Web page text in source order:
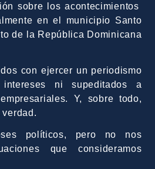
sobre los acontecimientos
en el municipio Santo
de la República Dominicana
con ejercer un periodismo
intereses ni supeditados a
Y, sobre todo,
políticos, pero no nos
que consideramos